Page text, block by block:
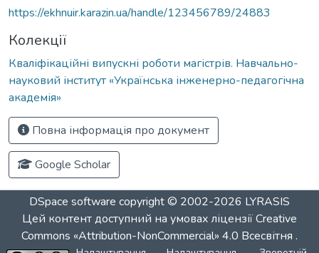
https://ekhnuir.karazin.ua/handle/123456789/24883
Колекції
Кваліфікаційні випускні роботи магістрів. Навчально-
науковий інститут «Українська інженерно-педагогічна
академія»
Повна інформація про документ
Google Scholar
DSpace software copyright © 2002-2026 LYRASIS
Цей контент доступний на умовах ліцензіїCreative
Commons «Attribution-NonCommercial» 4.0 Всесвітня .